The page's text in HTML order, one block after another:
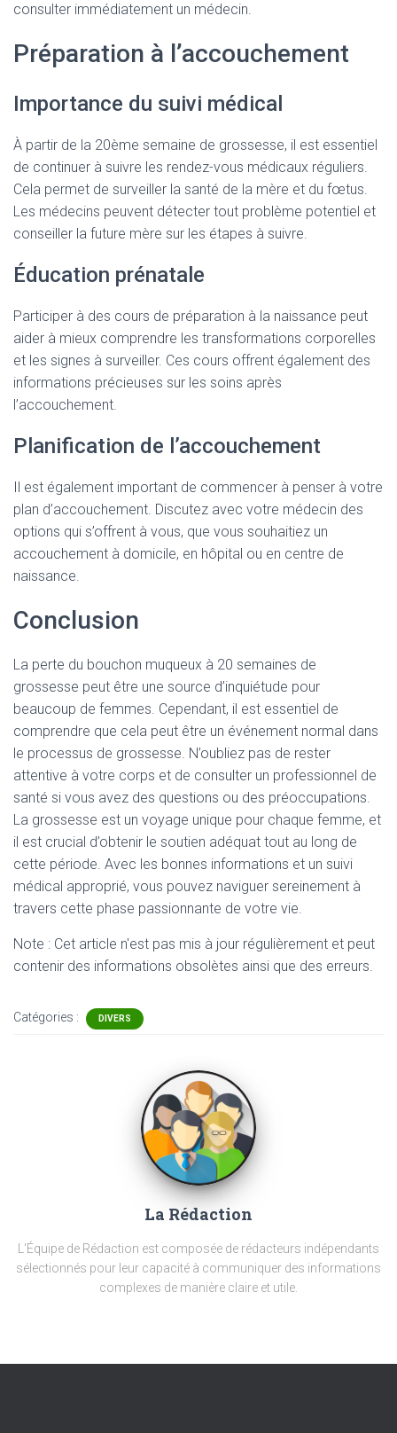
consulter immédiatement un médecin.
Préparation à l’accouchement
Importance du suivi médical
À partir de la 20ème semaine de grossesse, il est essentiel
de continuer à suivre les rendez-vous médicaux réguliers.
Cela permet de surveiller la santé de la mère et du fœtus.
Les médecins peuvent détecter tout problème potentiel et
conseiller la future mère sur les étapes à suivre.
Éducation prénatale
Participer à des cours de préparation à la naissance peut
aider à mieux comprendre les transformations corporelles
et les signes à surveiller. Ces cours offrent également des
informations précieuses sur les soins après
l’accouchement.
Planification de l’accouchement
Il est également important de commencer à penser à votre
plan d’accouchement. Discutez avec votre médecin des
options qui s’offrent à vous, que vous souhaitiez un
accouchement à domicile, en hôpital ou en centre de
naissance.
Conclusion
La perte du bouchon muqueux à 20 semaines de
grossesse peut être une source d’inquiétude pour
beaucoup de femmes. Cependant, il est essentiel de
comprendre que cela peut être un événement normal dans
le processus de grossesse. N’oubliez pas de rester
attentive à votre corps et de consulter un professionnel de
santé si vous avez des questions ou des préoccupations.
La grossesse est un voyage unique pour chaque femme, et
il est crucial d’obtenir le soutien adéquat tout au long de
cette période. Avec les bonnes informations et un suivi
médical approprié, vous pouvez naviguer sereinement à
travers cette phase passionnante de votre vie.
Note : Cet article n'est pas mis à jour régulièrement et peut
contenir des informations obsolètes ainsi que des erreurs.
Catégories : DIVERS
La Rédaction
L'Équipe de Rédaction est composée de rédacteurs indépendants
sélectionnés pour leur capacité à communiquer des informations
complexes de manière claire et utile.